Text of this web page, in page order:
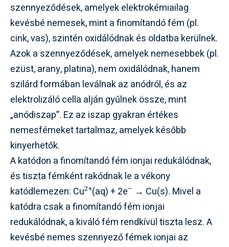
szennyeződések, amelyek elektrokémiailag
kevésbé nemesek, mint a finomítandó fém (pl.
cink, vas), szintén oxidálódnak és oldatba kerülnek.
Azok a szennyeződések, amelyek nemesebbek (pl.
ezüst, arany, platina), nem oxidálódnak, hanem
szilárd formában leválnak az anódról, és az
elektrolizáló cella alján gyűlnek össze, mint
„anódiszap”. Ez az iszap gyakran értékes
nemesfémeket tartalmaz, amelyek később
kinyerhetők.
A katódon a finomítandó fém ionjai redukálódnak,
és tiszta fémként rakódnak le a vékony
katódlemezen: Cu2+(aq) + 2e– → Cu(s). Mivel a
katódra csak a finomítandó fém ionjai
redukálódnak, a kiváló fém rendkívül tiszta lesz. A
kevésbé nemes szennyező fémek ionjai az